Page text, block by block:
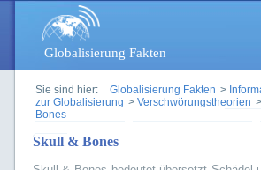
Globalisierung Fakten
Sie sind hier: Globalisierung Fakten >
zur Globalisierung > Verschwörungstheorien >
Bones
Skull & Bones